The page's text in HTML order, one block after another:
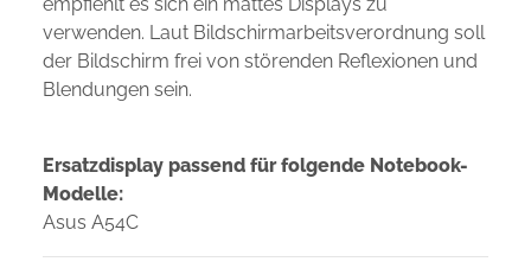
verwenden. Laut Bildschirmarbeitsverordnung soll
der Bildschirm frei von störenden Reflexionen und
Blendungen sein.
Ersatzdisplay passend für folgende Notebook-
Modelle:
Asus A54C